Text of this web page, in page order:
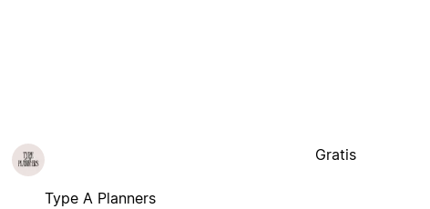
Type A Planners
Gratis